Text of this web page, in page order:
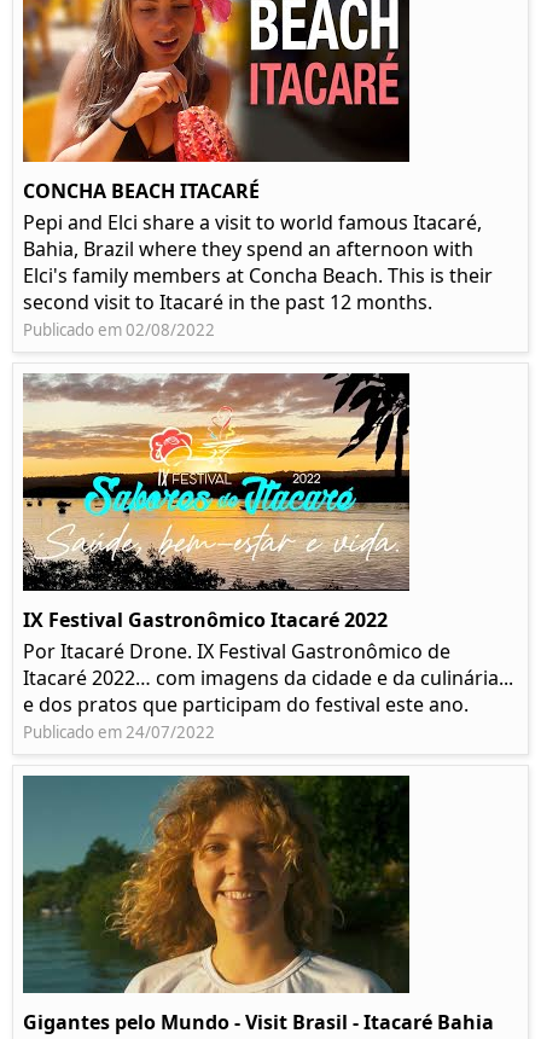
CONCHA BEACH ITACARÉ
Pepi and Elci share a visit to world famous Itacaré,
Bahia, Brazil where they spend an afternoon with
Elci's family members at Concha Beach. This is their
second visit to Itacaré in the past 12 months.
Publicado em 02/08/2022
IX Festival Gastronômico Itacaré 2022
Por Itacaré Drone. IX Festival Gastronômico de
Itacaré 2022… com imagens da cidade e da culinária...
e dos pratos que participam do festival este ano.
Publicado em 24/07/2022
Gigantes pelo Mundo - Visit Brasil - Itacaré Bahia